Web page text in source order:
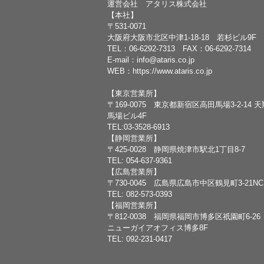
運営会社 アタリス株式会社
【本社】
〒531-0071
大阪府大阪市北区中津1-18-18 若杉ビル9F
TEL： 06-6292-7313 FAX：06-6292-7314
E-mail： info@ataris.co.jp
WEB： https://www.ataris.co.jp
【東京営業所】
〒169-0075 東京都新宿区高田馬場3-2-14 天
馬場ビル4F
TEL:03-3528-6913
【静岡営業所】
〒425-0028 静岡県焼津市駅北1丁目8-7
TEL: 054-637-9361
【広島営業所】
〒730-0045 広島県広島市中区鶴見町3-
TEL: 082-573-0393
【福岡営業所】
〒812-0038 福岡県福岡市博多区祇園町6-26
ニューガイアオフィス博多8F
TEL: 092-231-0417